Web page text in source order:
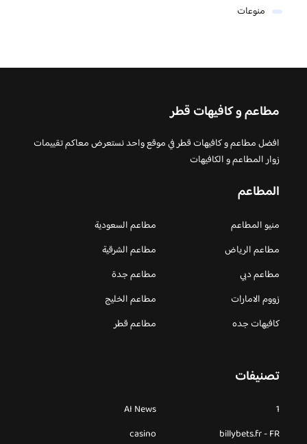
منوعات
مطاعم و كافيهات قطر
افضل مطاعم و كافيهات قطر في موقع واحد نستعرض معاكم تقييمات
زوار المطاعم و الكافيهات
المطاعم
منيو المطاعم
مطاعم السعودية
مطاعم الرياض
مطاعم الشرقية
مطاعم دبي
مطاعم جدة
زووم الامارات
مطاعم الخليج
كافيهات جده
مطاعم قطر
تصنيفات
1
AI News
billybets.fr - FR
casino